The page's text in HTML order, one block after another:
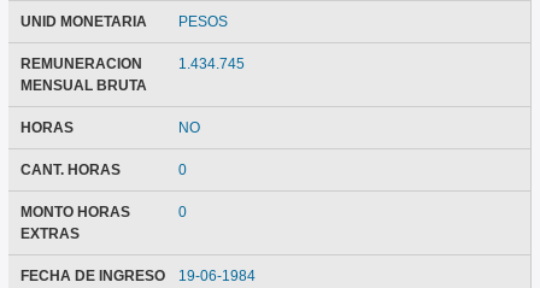
UNID MONETARIA PESOS
REMUNERACION
MENSUAL BRUTA
1.434.745
HORAS NO
CANT. HORAS 0
MONTO HORAS
EXTRAS
0
FECHA DE INGRESO 19-06-1984